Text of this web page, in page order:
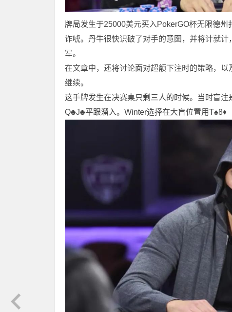
牌局发生于25000美元买入PokerGO杯无限德州
诈唬。丹牛很快识破了对手的意图，并将计就
军。
在文章中，还将讨论面对超额下注时的策略，
继续。
这手牌发生在决赛桌只剩三人的时候。当时盲
Q♣J♣平跟溜入。Winter选择在大盲位置用T♠8♦